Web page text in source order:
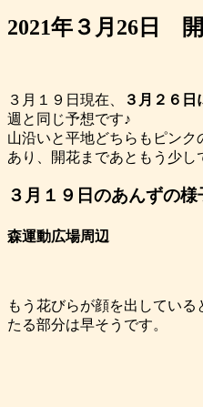
2021年３月26日
３月１９日現在、 ３月２６日
週と同じ予想です♪
山沿いと平地どちらもピン
あり、開花まであともう少し
３月１９日のあんずの様
森運動広場周辺
もう花びらが顔を出してい
たる部分は早そうです。